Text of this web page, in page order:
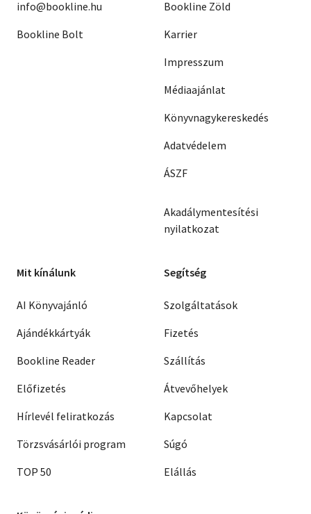
info@bookline.hu
Bookline Bolt
Bookline Zöld
Karrier
Impresszum
Médiaajánlat
Könyvnagykereskedés
Adatvédelem
ÁSZF
Akadálymentesítési
nyilatkozat
Mit kínálunk
AI Könyvajánló
Ajándékkártyák
Bookline Reader
Előfizetés
Hírlevél feliratkozás
Törzsvásárlói program
TOP 50
Segítség
Szolgáltatások
Fizetés
Szállítás
Átvevőhelyek
Kapcsolat
Súgó
Elállás